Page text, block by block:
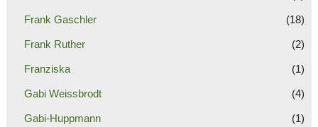
Frank Gaschler (18)
Frank Ruther (2)
Franziska (1)
Gabi Weissbrodt (4)
Gabi-Huppmann (1)